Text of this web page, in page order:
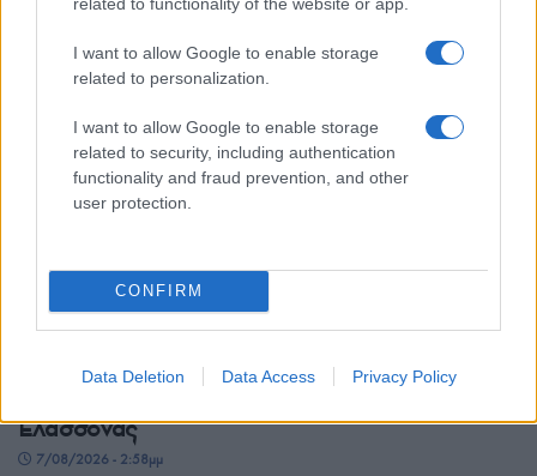
I want to allow Google to enable storage
related to personalization.
I want to allow Google to enable storage
related to security, including authentication
functionality and fraud prevention, and other
user protection.
CONFIRM
Data Deletion Data Access Privacy Policy
πρόεδρος του Ποντιακού Συλλόγου Λόφου
Ελασσόνας
7/08/2026 - 2:58μμ